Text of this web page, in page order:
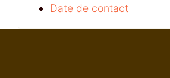
Date de contact